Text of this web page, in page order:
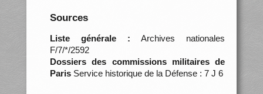
Sources
Liste générale : Archives nationales
F/7/*/2592
Dossiers des commissions militaires de
ParisService historique de la Défense : 7 J 6